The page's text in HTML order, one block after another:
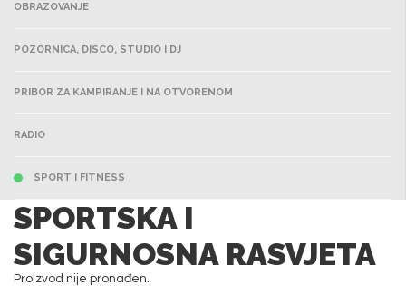
OBRAZOVANJE
POZORNICA, DISCO, STUDIO I DJ
PRIBOR ZA KAMPIRANJE I NA OTVORENOM
RADIO
SPORT I FITNESS
SPORTSKA I
SIGURNOSNA RASVJETA
Proizvod nije pronađen.